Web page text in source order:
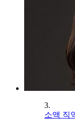
3.
소액 직